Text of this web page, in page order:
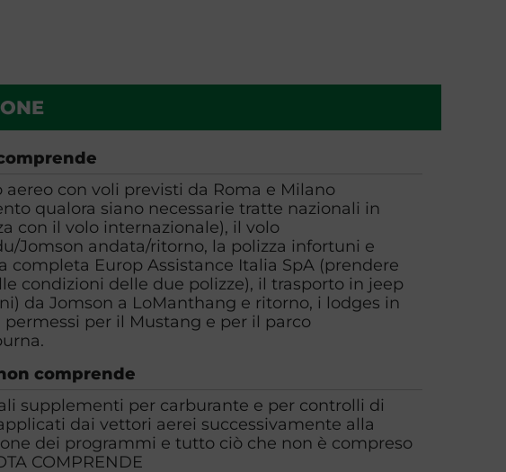
aereo con voli previsti da Roma e Milano
qualora siano necessarie tratte nazionali in
con il volo internazionale), il volo
Jomson andata/ritorno, la polizza infortuni e
completa Europ Assistance Italia SpA (prendere
condizioni delle due polizze), il trasporto in jeep
da Jomson a LoManthang e ritorno, i lodges in
permessi per il Mustang e per il parco
comprende
supplementi per carburante e per controlli di
dai vettori aerei successivamente alla
dei programmi e tutto ciò che non è compreso
COMPRENDE